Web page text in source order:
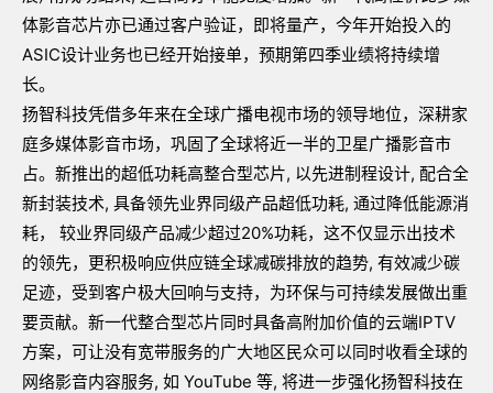
体影音芯片亦已通过客户验证，即将量产，今年开始投入的
ASIC设计业务也已经开始接单，预期第四季业绩将持续增
长。
扬智科技凭借多年来在全球广播电视市场的领导地位，深耕家
庭多媒体影音市场，巩固了全球将近一半的卫星广播影音市
占。新推出的超低功耗高整合型芯片, 以先进制程设计, 配合全
新封装技术, 具备领先业界同级产品超低功耗, 通过降低能源消
耗， 较业界同级产品减少超过20%功耗，这不仅显示出技术
的领先，更积极响应供应链全球减碳排放的趋势, 有效减少碳
足迹，受到客户极大回响与支持，为环保与可持续发展做出重
要贡献。新一代整合型芯片同时具备高附加价值的云端IPTV
方案，可让没有宽带服务的广大地区民众可以同时收看全球的
网络影音内容服务, 如 YouTube 等, 将进一步强化扬智科技在